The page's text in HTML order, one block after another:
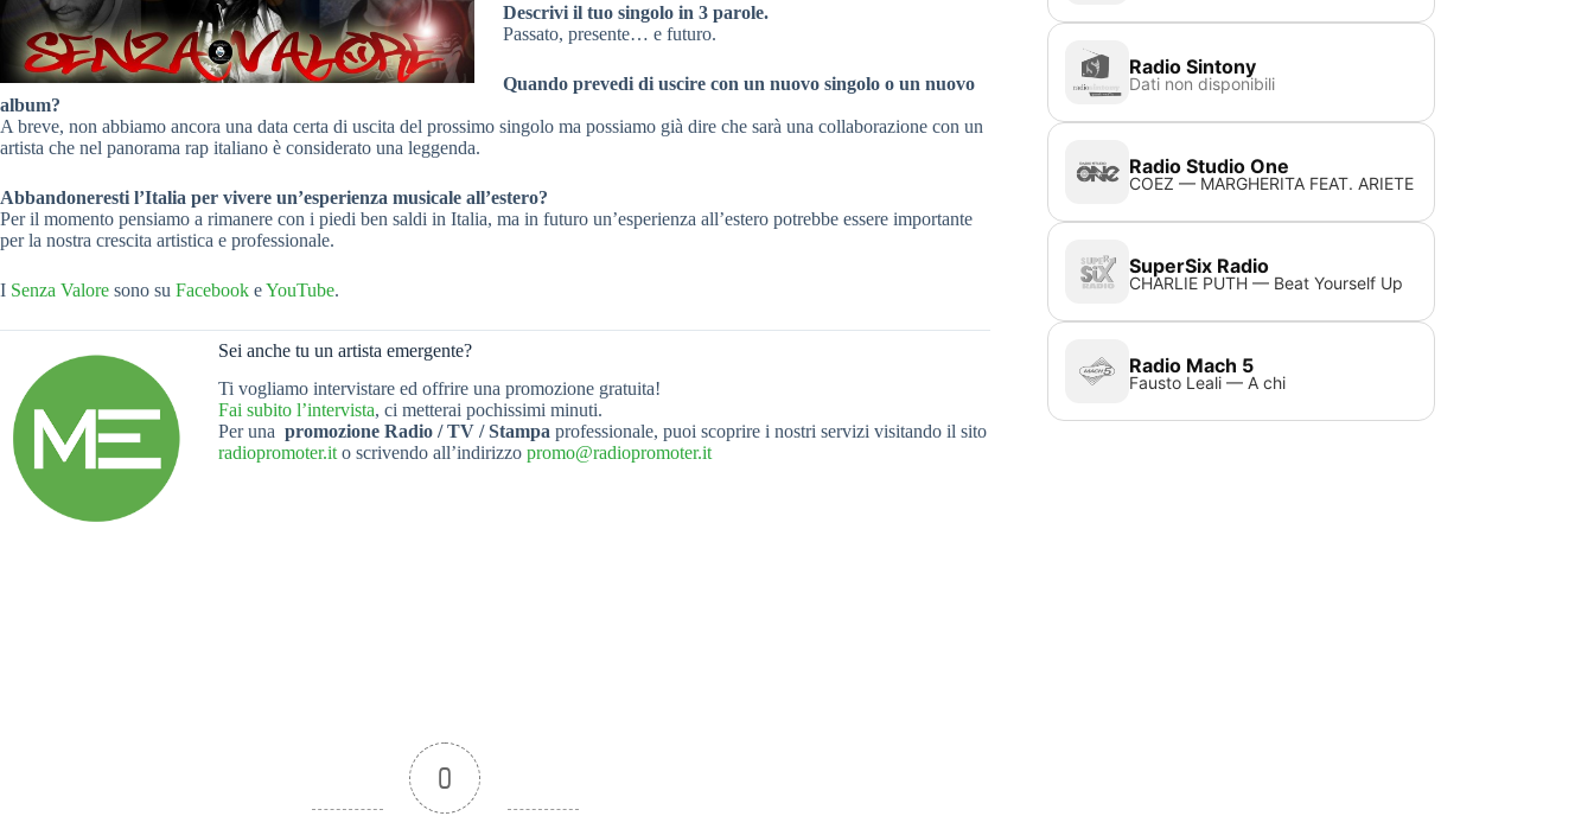
Descrivi il tuo singolo in 3 parole.
Passato, presente… e futuro.
Quando prevedi di uscire con un nuovo singolo o un nuovo
album?
A breve, non abbiamo ancora una data certa di uscita del prossimo singolo ma possiamo già dire che sarà una collaborazione con un
artista che nel panorama rap italiano è considerato una leggenda.
Abbandoneresti l’Italia per vivere un’esperienza musicale all’estero?
Per il momento pensiamo a rimanere con i piedi ben saldi in Italia, ma in futuro un’esperienza all’estero potrebbe essere importante
per la nostra crescita artistica e professionale.
I Senza Valore sono su Facebook eYouTube.
Sei anche tu un artista emergente?
Ti vogliamo intervistare ed offrire una promozione gratuita!
Fai subito l’intervista, ci metterai pochissimi minuti.
Per una promozione Radio / TV / Stampa professionale, puoi scoprire i nostri servizi visitando il sito
radiopromoter.ito scrivendo all’indirizzo promo@radiopromoter.it
Radio Sintony
Dati non disponibili
Radio Studio One
COEZ — MARGHERITA FEAT. ARIETE
SuperSix Radio
CHARLIE PUTH — Beat Yourself Up
Radio Mach 5
Fausto Leali — A chi
0